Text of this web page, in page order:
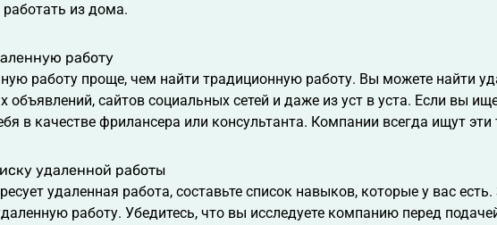
из дома.
работу
работу проще, чем найти традиционную работу. Вы можете найти
объявлений, сайтов социальных сетей и даже из уст в уста. Если вы
в качестве фрилансера или консультанта. Компании всегда ищут
удаленной работы
удаленная работа, составьте список навыков, которые у вас
работу. Убедитесь, что вы исследуете компанию перед